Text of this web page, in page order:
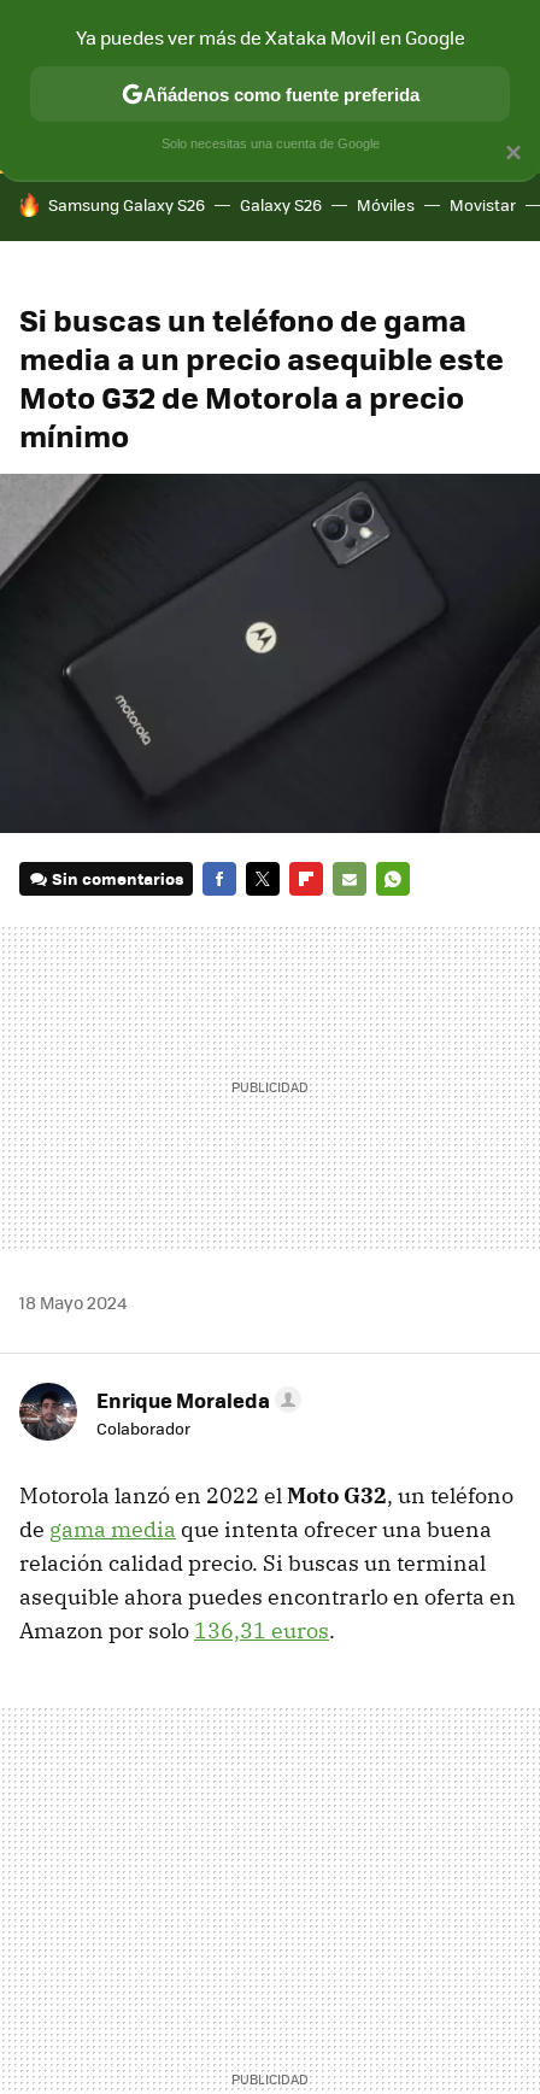
CONECTIVIDAD MÓVIL Y SOCIEDAD APLICACIONES
HOY SE HABLA DE
Samsung Galaxy S26 Galaxy S26 Móviles Movistar
Si buscas un teléfono de gama
media a un precio asequible este
Moto G32 de Motorola a precio
mínimo
Sin comentarios
MAIL
18 Mayo 2024
Enrique Moraleda
Colaborador
Motorola lanzó en 2022 elMoto G32, un teléfono
de gama media que intenta ofrecer una buena
relación calidad precio. Si buscas un terminal
asequible ahora puedes encontrarlo en oferta en
Amazon por solo 136,31 euros.
×
Ya puedes ver más de Xataka Movil en Google
Añádenos como fuente preferida
Solo necesitas una cuenta de Google